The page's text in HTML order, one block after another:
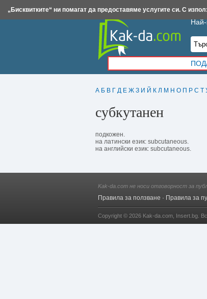
А Б В Г Д Е Ж З И Й К Л М Н О П Р С Т
субкутанен
подкожен.
на латински език: subcutaneous.
на английски език: subcutaneous.
Insert.bg Framar.bg Kak-da.com Iztochnik.com BauBau.bg
Kak-da.com не носи отговорност за
Правила за ползване · Правила за
Copyright © 2026 Kak-da.com Insert.bg .
„Бисквитките“ ни помагат да предоставяме услугите си. С